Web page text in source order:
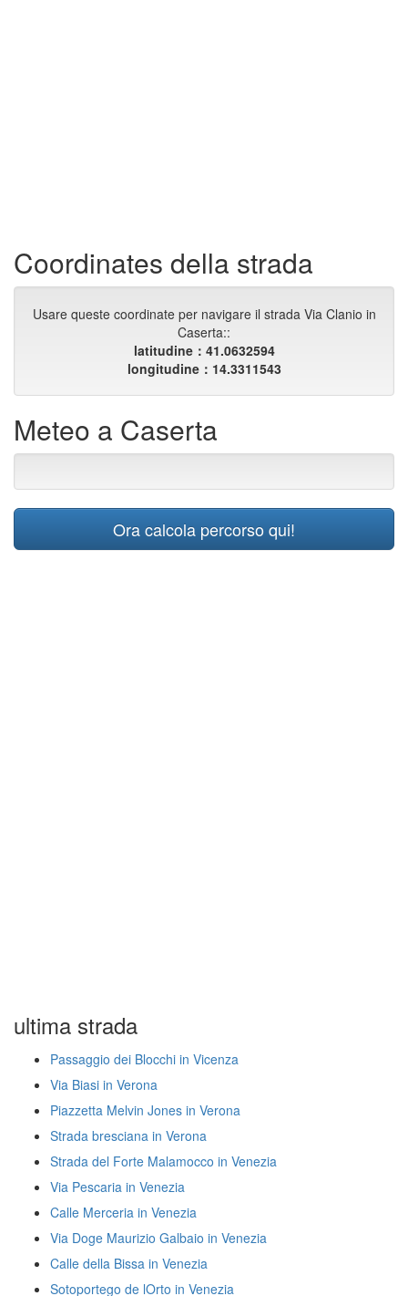
Coordinates della strada
Usare queste coordinate per navigare il strada Via Clanio in
Caserta::
latitudine：41.0632594
longitudine：14.3311543
Meteo a Caserta
Ora calcola percorso qui!
ultima strada
Passaggio dei Blocchi in Vicenza
Via Biasi in Verona
Piazzetta Melvin Jones in Verona
Strada bresciana in Verona
Strada del Forte Malamocco in Venezia
Via Pescaria in Venezia
Calle Merceria in Venezia
Via Doge Maurizio Galbaio in Venezia
Calle della Bissa in Venezia
Sotoportego de lOrto in Venezia